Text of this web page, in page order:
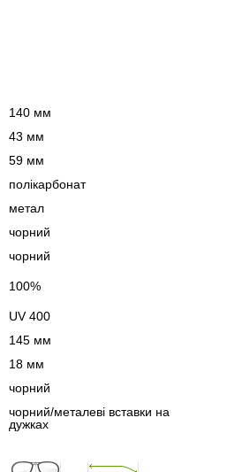
140 мм
43 мм
59 мм
полікарбонат
метал
чорний
чорний
100%
UV 400
145 мм
18 мм
чорний
чорний/металеві вставки на
дужках